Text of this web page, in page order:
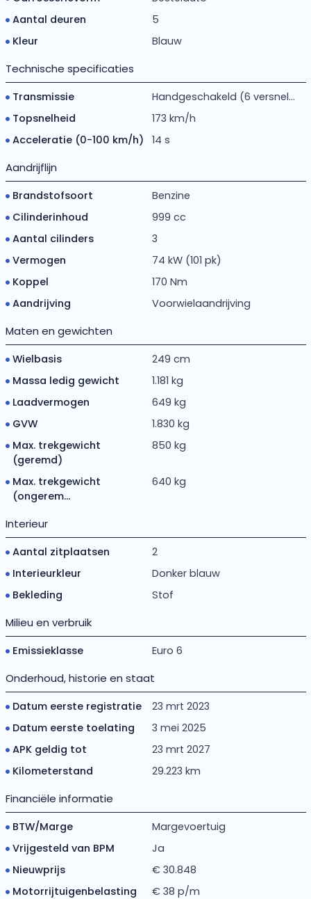
Aantal deuren
5
Kleur
Blauw
Technische specificaties
Transmissie
Handgeschakeld (6 versnel...
Topsnelheid
173 km/h
Acceleratie (0-100 km/h)
14 s
Aandrijflijn
Brandstofsoort
Benzine
Cilinderinhoud
999 cc
Aantal cilinders
3
Vermogen
74 kW (101 pk)
Koppel
170 Nm
Aandrijving
Voorwielaandrijving
Maten en gewichten
Wielbasis
249 cm
Massa ledig gewicht
1.181 kg
Laadvermogen
649 kg
GVW
1.830 kg
Max. trekgewicht
(geremd)
850 kg
Max. trekgewicht
(ongerem...
640 kg
Interieur
Aantal zitplaatsen
2
Interieurkleur
Donker blauw
Bekleding
Stof
Milieu en verbruik
Emissieklasse Euro 6
Onderhoud, historie en staat
Datum eerste registratie
23 mrt 2023
Datum eerste toelating
3 mei 2025
APK geldig tot
23 mrt 2027
Kilometerstand
29.223 km
Financiële informatie
BTW/Marge
Margevoertuig
Vrijgesteld van BPM
Ja
Nieuwprijs
€ 30.848
Motorrijtuigenbelasting
€ 38 p/m